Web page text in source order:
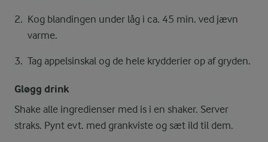
Kog blandingen under låg i ca. 45 min. ved jævn
varme.
Tag appelsinskal og de hele krydderier op af gryden.
Gløgg drink
Shake alle ingredienser med is i en shaker. Server
straks. Pynt evt. med grankviste og sæt ild til dem.